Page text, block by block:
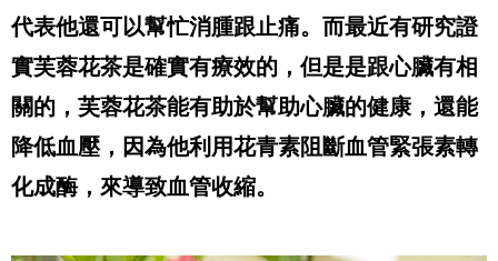
代表他還可以幫忙消腫跟止痛。而最近有研究證
實芙蓉花茶是確實有療效的，但是是跟心臟有相
關的，芙蓉花茶能有助於幫助心臟的健康，還能
降低血壓，因為他利用花青素阻斷血管緊張素轉
化成酶，來導致血管收縮。